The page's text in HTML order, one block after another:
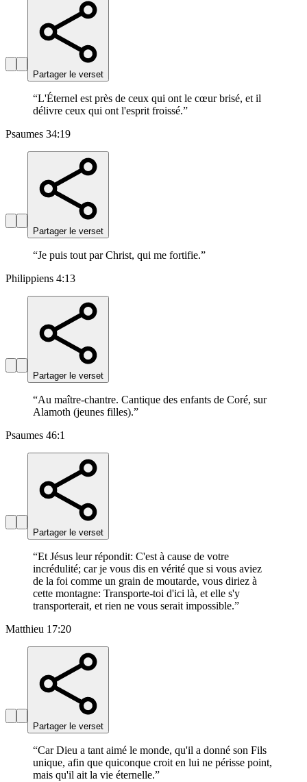
Partager le verset
“L'Éternel est près de ceux qui ont le cœur brisé, et il
délivre ceux qui ont l'esprit froissé.”
Psaumes 34:19
Partager le verset
“Je puis tout par Christ, qui me fortifie.”
Philippiens 4:13
Partager le verset
“Au maître-chantre. Cantique des enfants de Coré, sur
Alamoth (jeunes filles).”
Psaumes 46:1
Partager le verset
“Et Jésus leur répondit: C'est à cause de votre
incrédulité; car je vous dis en vérité que si vous aviez
de la foi comme un grain de moutarde, vous diriez à
cette montagne: Transporte-toi d'ici là, et elle s'y
transporterait, et rien ne vous serait impossible.”
Matthieu 17:20
Partager le verset
“Car Dieu a tant aimé le monde, qu'il a donné son Fils
unique, afin que quiconque croit en lui ne périsse point,
mais qu'il ait la vie éternelle.”